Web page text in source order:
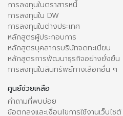
การลงทุนในตราสารหนี้
การลงทุนใน DW
การลงทุนในต่างประเทศ
หลักสูตรผู้ประกอบการ
หลักสูตรบุคลากรบริษัทจดทะเบียน
หลักสูตรการพัฒนาธุรกิจอย่างยั่งยืน
การลงทุนในสินทรัพย์ทางเลือกอื่น ๆ
ศูนย์ช่วยเหลือ
คำถามที่พบบ่อย
ข้อตกลงและเงื่อนไขการใช้งานเว็บไซต์